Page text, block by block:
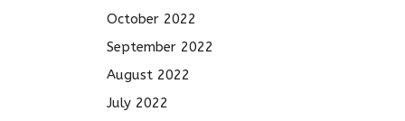
October 2022
September 2022
August 2022
July 2022